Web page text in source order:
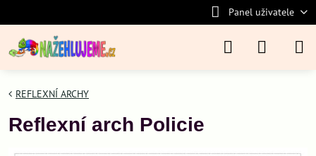
Panel uživatele
REFLEXNÍ ARCHY
Reflexní arch Policie